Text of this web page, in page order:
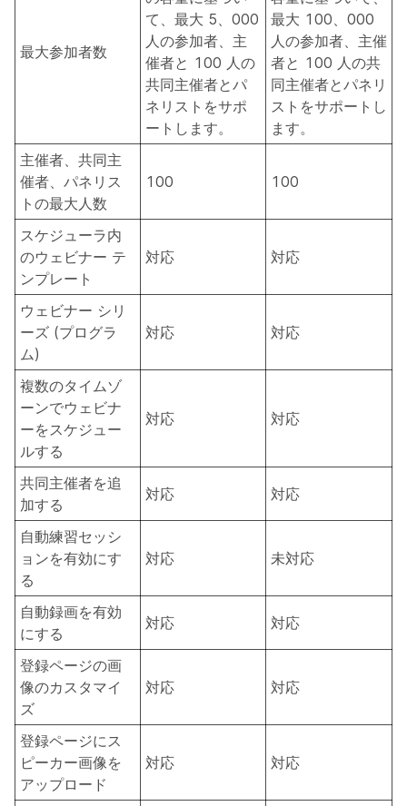
最大参加者数
て、最大 5、000
人の参加者、主
催者と 100 人の
共同主催者とパ
ネリストをサポ
ートします。
最大 100、000
人の参加者、主催
者と 100 人の共
同主催者とパネリ
ストをサポートし
ます。
主催者、共同主
催者、パネリス
トの最大人数
100 100
スケジューラ内
のウェビナー テ
ンプレート
対応 対応
ウェビナー シリ
ーズ (プログラ
ム)
対応 対応
複数のタイムゾ
ーンでウェビナ
ーをスケジュー
ルする
対応 対応
共同主催者を追
加する
対応 対応
自動練習セッシ
ョンを有効にす
る
対応 未対応
自動録画を有効
にする
対応 対応
登録ページの画
像のカスタマイ
ズ
対応 対応
登録ページにス
ピーカー画像を
アップロード
対応 対応